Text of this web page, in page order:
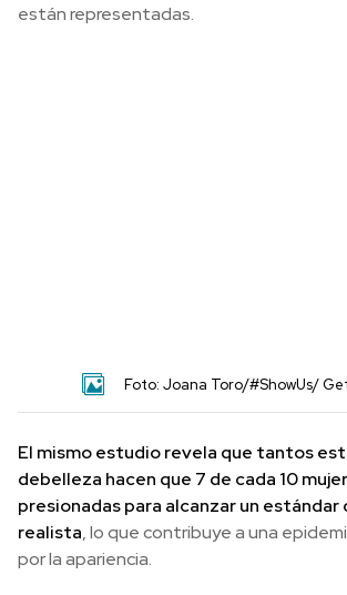
están representadas.
Foto: Joana Toro/#ShowUs/
El mismo estudio revela que tantos
debelleza hacen que 7 de cada 10
presionadas para alcanzar un
realista, lo que contribuye a una
por la apariencia.